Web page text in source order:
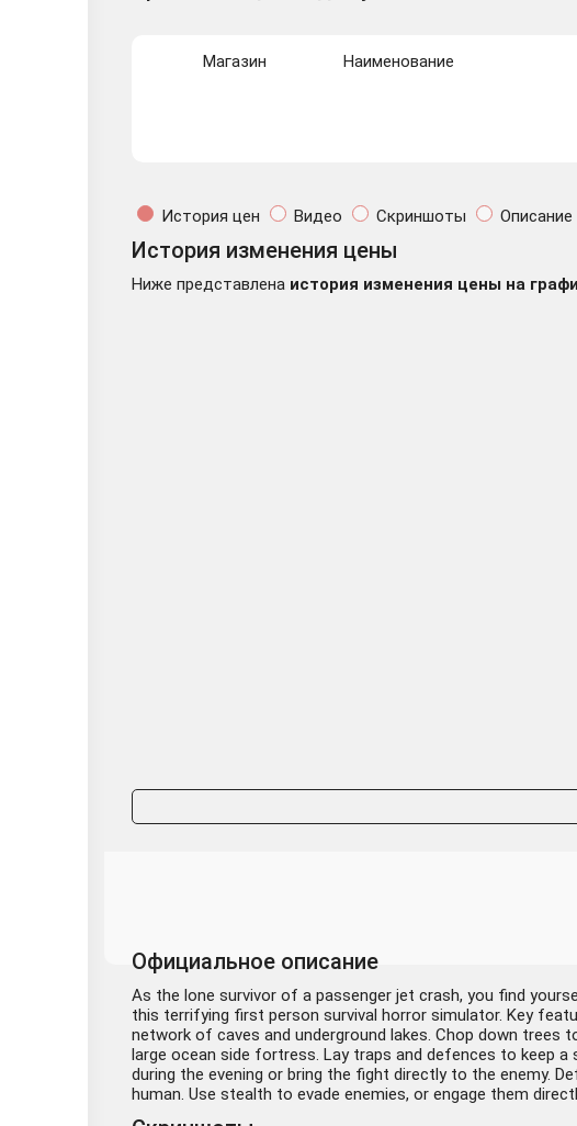
Магазин Наименование
История цен Видео Скриншоты Описание
История изменения цены
Ниже представлена история изменения цены на
Официальное описание
As the lone survivor of a passenger jet crash, you find
this terrifying first person survival horror simulator. Key
network of caves and underground lakes. Chop down
large ocean side fortress. Lay traps and defences to keep a
during the evening or bring the fight directly to the enemy.
human. Use stealth to evade enemies, or engage them